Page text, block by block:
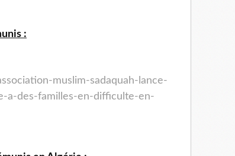
:
muslim-sadaquah-lance-
a-des-familles-en-difficulte-en-